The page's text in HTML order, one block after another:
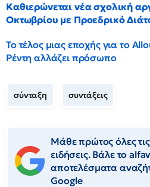
Καθιερώνεται νέα σχολική
Οκτωβρίου με Προεδρικό
Το τέλος μιας εποχής για το
Ρέντη αλλάζει πρόσωπο
σύνταξη συντάξεις
Μάθε πρώτος όλες
ειδήσεις. Βάλε το
αποτελέσματα
Google